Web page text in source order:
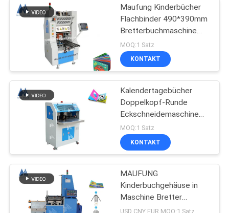
Maufung Kinderbücher
Flachbinder 490*390mm
Bretterbuchmaschine
MF-PF500
MOQ:1 Satz
KONTAKT
Kalendertagebücher
Doppelkopf-Runde
Eckschneidemaschine
MF-DCM470
MOQ:1 Satz
KONTAKT
MAUFUNG
Kinderbuchgehäuse in
Maschine Bretter
Buchmachmaschine MF-
USD CNY EUR MOQ:1 Satz